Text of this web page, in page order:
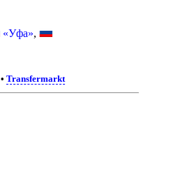
«Уфа»,
•Transfermarkt